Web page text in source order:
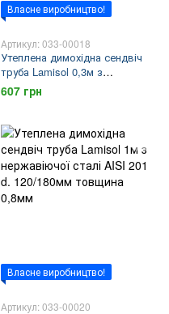
Власне виробництво!
Артикул: 033-00018
Утеплена димохідна сендвіч
труба Lamisol 0,3м з
нержавіючої сталі AISI 201 d.
110/180мм товщина 1мм
607 грн
Власне виробництво!
Артикул: 033-00020